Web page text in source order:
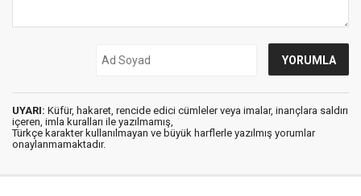
UYARI: Küfür, hakaret, rencide edici cümleler veya imalar, inançlara saldırı
içeren, imla kuralları ile yazılmamış,
Türkçe karakter kullanılmayan ve büyük harflerle yazılmış yorumlar
onaylanmamaktadır.